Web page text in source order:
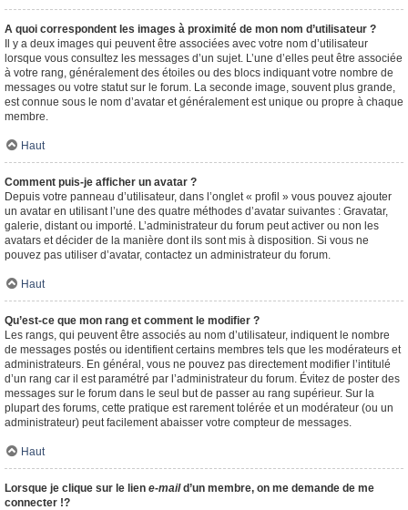
A quoi correspondent les images à proximité de mon nom d’utilisateur ?
Il y a deux images qui peuvent être associées avec votre nom d’utilisateur
lorsque vous consultez les messages d’un sujet. L’une d’elles peut être associée
à votre rang, généralement des étoiles ou des blocs indiquant votre nombre de
messages ou votre statut sur le forum. La seconde image, souvent plus grande,
est connue sous le nom d’avatar et généralement est unique ou propre à chaque
membre.
Haut
Comment puis-je afficher un avatar ?
Depuis votre panneau d’utilisateur, dans l’onglet « profil » vous pouvez ajouter
un avatar en utilisant l’une des quatre méthodes d’avatar suivantes : Gravatar,
galerie, distant ou importé. L’administrateur du forum peut activer ou non les
avatars et décider de la manière dont ils sont mis à disposition. Si vous ne
pouvez pas utiliser d’avatar, contactez un administrateur du forum.
Haut
Qu’est-ce que mon rang et comment le modifier ?
Les rangs, qui peuvent être associés au nom d’utilisateur, indiquent le nombre
de messages postés ou identifient certains membres tels que les modérateurs et
administrateurs. En général, vous ne pouvez pas directement modifier l’intitulé
d’un rang car il est paramétré par l’administrateur du forum. Évitez de poster des
messages sur le forum dans le seul but de passer au rang supérieur. Sur la
plupart des forums, cette pratique est rarement tolérée et un modérateur (ou un
administrateur) peut facilement abaisser votre compteur de messages.
Haut
Lorsque je clique sur le lien e-maild’un membre, on me demande de me
connecter !?